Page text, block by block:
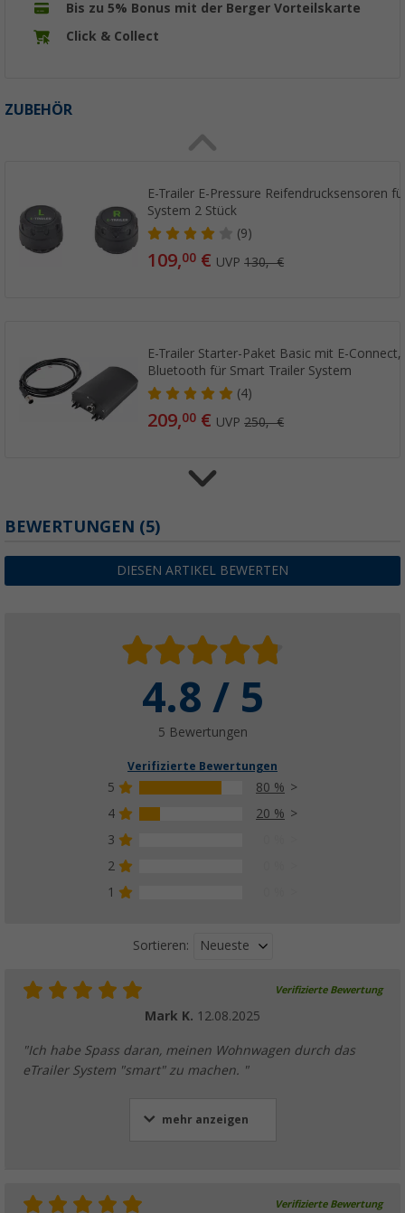
Bis zu 5% Bonus mit der Berger Vorteilskarte
Click & Collect
ZUBEHÖR
E-Trailer E-Pressure Reifendrucksensoren
System 2 Stück
(9)
109,00 € UVP130,- €
E-Trailer Starter-Paket Basic mit E-Connect,
Bluetooth für Smart Trailer System
(4)
209,00 € UVP250,- €
Stützrad
(3)
254, 00€
E-Trailer Switch Sensor Tür / Fenster für
2 Stück
75,95€UVP90,- €
BEWERTUNGEN (5)
DIESEN ARTIKEL BEWERTEN
4.8 / 5
5 Bewertungen
Verifizierte Bewertungen
5
80 %
4
20 %
3
2
1
Sortieren: Neueste
Verifizierte Bewertung
Mark K. 12.08.2025
"Ich habe Spass daran, meinen Wohnwagen durch das
eTrailer System "smart" zu machen. "
mehr anzeigen
Verifizierte Bewertung